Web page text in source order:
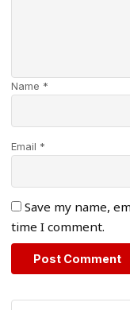
Name *
Email *
Save my name,
time I comment.